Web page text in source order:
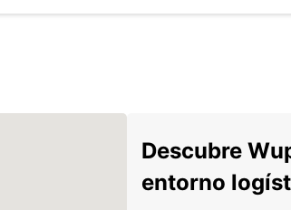
Descubre
entorno